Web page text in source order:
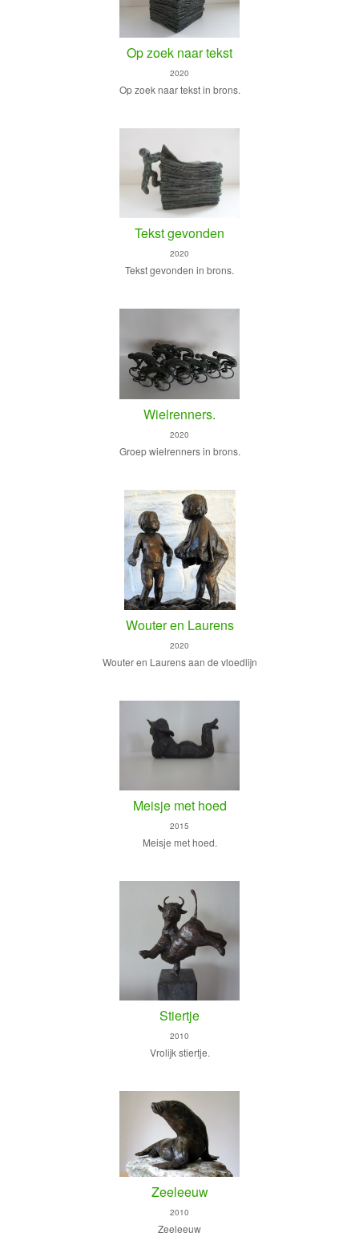
Op zoek naar tekst
2020
Op zoek naar tekst in brons.
Tekst gevonden
2020
Tekst gevonden in brons.
Wielrenners.
2020
Groep wielrenners in brons.
Wouter en Laurens
2020
Wouter en Laurens aan de vloedlijn
Meisje met hoed
2015
Meisje met hoed.
Stiertje
2010
Vrolijk stiertje.
Zeeleeuw
2010
Zeeleeuw